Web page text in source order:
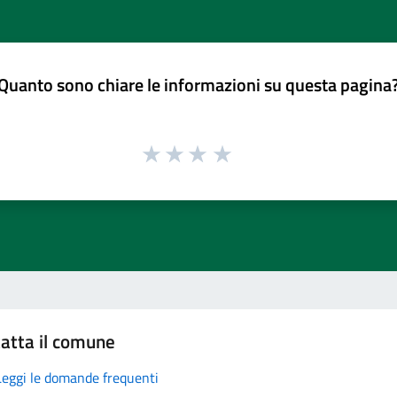
sono chiare le informazioni su questa
il comune
le domande frequenti